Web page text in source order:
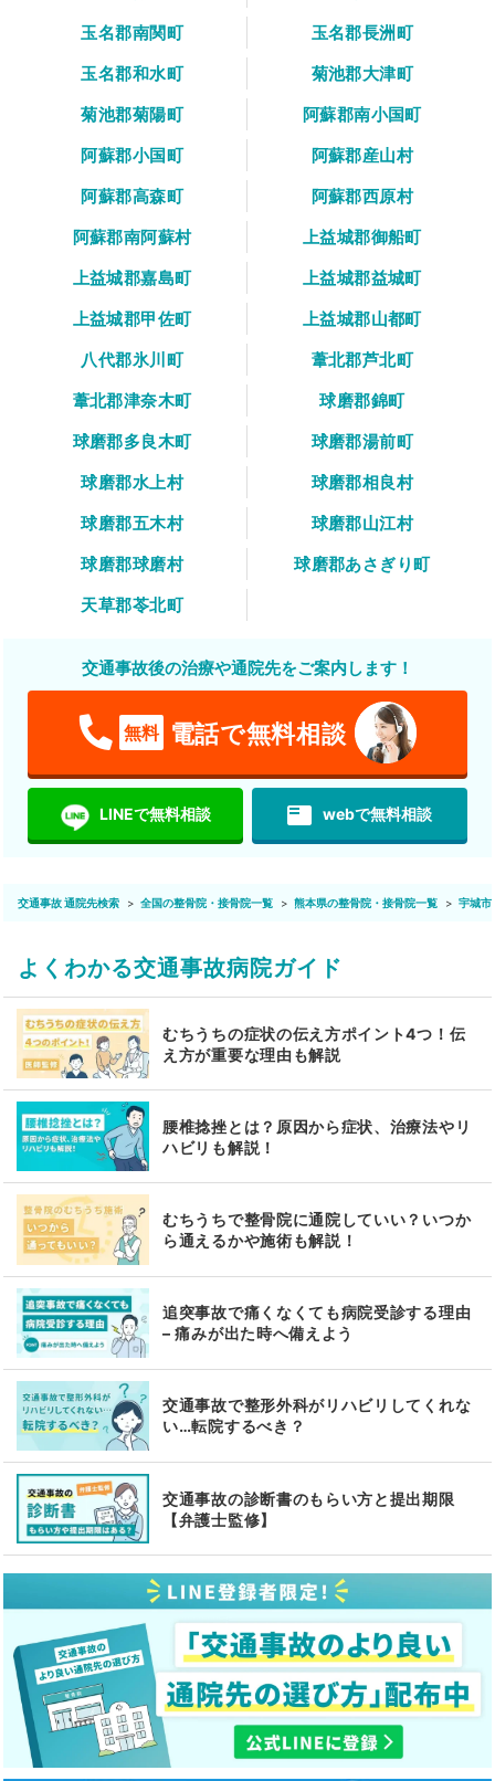
玉名郡南関町
玉名郡長洲町
玉名郡和水町
菊池郡大津町
菊池郡菊陽町
阿蘇郡南小国町
阿蘇郡小国町
阿蘇郡産山村
阿蘇郡高森町
阿蘇郡西原村
阿蘇郡南阿蘇村
上益城郡御船町
上益城郡嘉島町
上益城郡益城町
上益城郡甲佐町
上益城郡山都町
八代郡氷川町
葦北郡芦北町
葦北郡津奈木町
球磨郡錦町
球磨郡多良木町
球磨郡湯前町
球磨郡水上村
球磨郡相良村
球磨郡五木村
球磨郡山江村
球磨郡球磨村
球磨郡あさぎり町
天草郡苓北町
交通事故後の治療や通院先をご案内します！
無料 電話で無料相談
LINEで無料相談 featured_play_list webで無料相談
交通事故 通院先検索 全国の整骨院・接骨院一覧 熊本県の整骨院・接骨院一覧 宇城市
よくわかる交通事故病院ガイド
むちうちの症状の伝え方ポイント4つ！伝
え方が重要な理由も解説
腰椎捻挫とは？原因から症状、治療法やリ
ハビリも解説！
むちうちで整骨院に通院していい？いつか
ら通えるかや施術も解説！
追突事故で痛くなくても病院受診する理由
– 痛みが出た時へ備えよう
交通事故で整形外科がリハビリしてくれな
い…転院するべき？
交通事故の診断書のもらい方と提出期限
【弁護士監修】